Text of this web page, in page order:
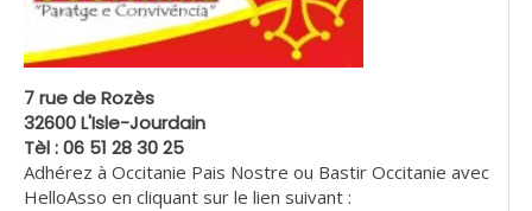
7 rue de Rozès
32600 L'Isle-Jourdain
Tèl : 06 51 28 30 25
Adhérez à Occitanie Pais Nostre ou Bastir Occitanie avec
HelloAsso en cliquant sur le lien suivant :